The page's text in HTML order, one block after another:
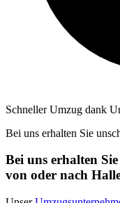
Schneller Umzug dank
Bei uns erhalten Sie
Bei uns erhalten
von oder nach